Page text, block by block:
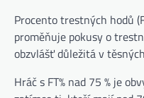
Procento trestných hodů
proměňuje pokusy o
obzvlášť důležitá v
Hráč s FT% nad 75 % je